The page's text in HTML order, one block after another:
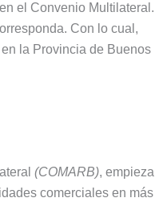
el Convenio Multilateral.
Con lo cual,
la Provincia de Buenos
(COMARB), empieza
comerciales en más